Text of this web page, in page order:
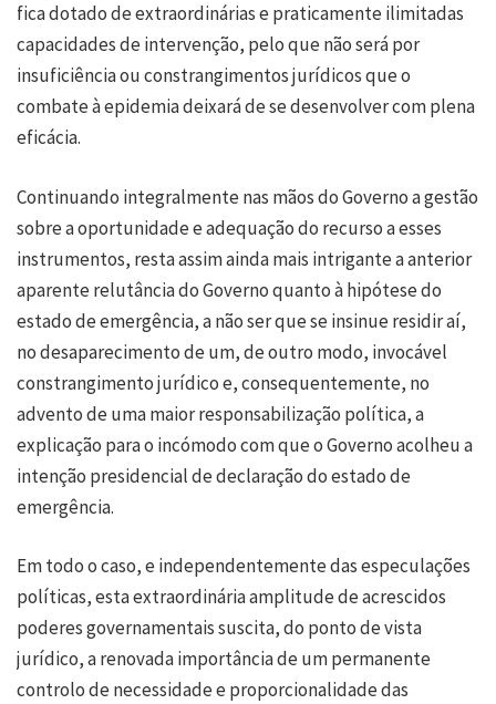
fica dotado de extraordinárias e praticamente ilimitadas
capacidades de intervenção, pelo que não será por
insuficiência ou constrangimentos jurídicos que o
combate à epidemia deixará de se desenvolver com plena
eficácia.
Continuando integralmente nas mãos do Governo a gestão
sobre a oportunidade e adequação do recurso a esses
instrumentos, resta assim ainda mais intrigante a anterior
aparente relutância do Governo quanto à hipótese do
estado de emergência, a não ser que se insinue residir aí,
no desaparecimento de um, de outro modo, invocável
constrangimento jurídico e, consequentemente, no
advento de uma maior responsabilização política, a
explicação para o incómodo com que o Governo acolheu a
intenção presidencial de declaração do estado de
emergência.
Em todo o caso, e independentemente das especulações
políticas, esta extraordinária amplitude de acrescidos
poderes governamentais suscita, do ponto de vista
jurídico, a renovada importância de um permanente
controlo de necessidade e proporcionalidade das